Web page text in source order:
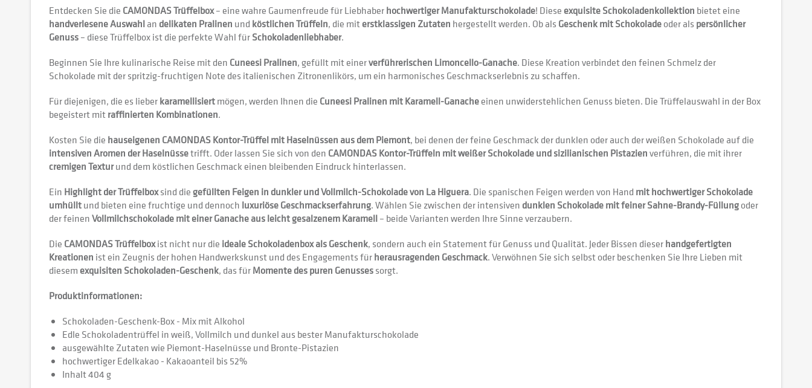
Entdecken Sie die CAMONDAS Trüffelbox– eine wahre Gaumenfreude für Liebhaberhochwertiger Manufakturschokolade! Diese exquisite Schokoladenkollektion bietet eine
handverlesene Auswahlan delikaten Pralinen und köstlichen Trüffeln, die miterstklassigen Zutaten hergestellt werden. Ob als Geschenk mit Schokoladeoder als persönlicher
Genuss– diese Trüffelbox ist die perfekte Wahl fürSchokoladenliebhaber.
Beginnen Sie Ihre kulinarische Reise mit den Cuneesi Pralinen, gefüllt mit einerverführerischen Limoncello-Ganache. Diese Kreation verbindet den feinen Schmelz der
Schokolade mit der spritzig-fruchtigen Note des italienischen Zitronenlikörs, um ein harmonisches Geschmackserlebnis zu schaffen.
Für diejenigen, die es lieberkaramellisiertmögen, werden Ihnen die Cuneesi Pralinen mit Karamell-Ganacheeinen unwiderstehlichen Genuss bieten. Die Trüffelauswahl in der Box
begeistert mitraffinierten Kombinationen.
Kosten Sie die hauseigenen CAMONDAS Kontor-Trüffel mit Haselnüssen aus dem Piemont, bei denen der feine Geschmack der dunklen oder auch der weißen Schokolade auf die
intensiven Aromen der Haselnüssetrifft. Oder lassen Sie sich von den CAMONDAS Kontor-Trüffeln mit weißer Schokolade und sizilianischen Pistazienverführen, die mit ihrer
cremigen Texturund dem köstlichen Geschmack einen bleibenden Eindruck hinterlassen.
Ein Highlight der Trüffelboxsind diegefüllten Feigen in dunkler und Vollmilch-Schokolade von La Higuera. Die spanischen Feigen werden von Hand mit hochwertiger Schokolade
umhülltund bieten eine fruchtige und dennoch luxuriöse Geschmackserfahrung. Wählen Sie zwischen der intensiven dunklen Schokolade mit feiner Sahne-Brandy-Füllungoder
der feinenVollmilchschokolade mit einer Ganache aus leicht gesalzenem Karamell– beide Varianten werden Ihre Sinne verzaubern.
Die CAMONDAS Trüffelboxist nicht nur die ideale Schokoladenbox als Geschenk, sondern auch ein Statement für Genuss und Qualität. Jeder Bissen dieserhandgefertigten
Kreationen ist ein Zeugnis der hohen Handwerkskunst und des Engagements fürherausragenden Geschmack. Verwöhnen Sie sich selbst oder beschenken Sie Ihre Lieben mit
diesem exquisiten Schokoladen-Geschenk, das fürMomente des puren Genussessorgt.
Produktinformationen:
Schokoladen-Geschenk-Box - Mix mit Alkohol
Edle Schokoladentrüffel in weiß, Vollmilch und dunkel aus bester Manufakturschokolade
ausgewählte Zutaten wie Piemont-Haselnüsse und Bronte-Pistazien
hochwertiger Edelkakao - Kakaoanteil bis 52%
Inhalt 404 g